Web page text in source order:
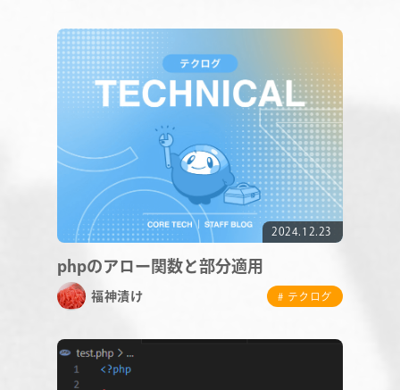
RECRUIT
2024.12.23
phpのアロー関数と部分適用
福神漬け # テクログ